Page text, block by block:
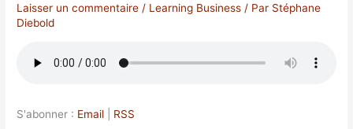
Laisser un commentaire / Learning Business / Par Stéphane
Diebold
S'abonner : Email RSS